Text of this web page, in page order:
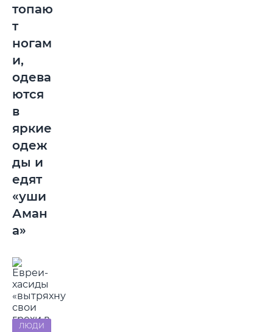
топаю
т
ногам
и,
одева
ются
в
яркие
одеж
ды и
едят
«уши
Аман
а»
ЛЮДИ